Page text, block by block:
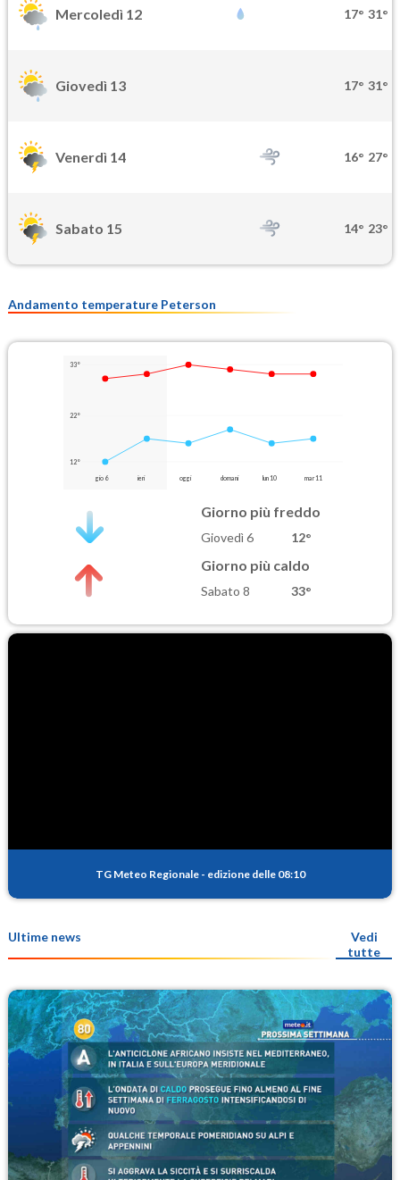
Mercoledì 12 17° 31°
Giovedì 13 17° 31°
Venerdì 14 16° 27°
Sabato 15 14° 23°
Andamento temperature Peterson
33°
22°
12°
gio 6 ieri oggi domani lun 10 mar 11
Giorno più freddo
Giovedì 6 12°
Giorno più caldo
Sabato 8 33°
TG Meteo Regionale - edizione delle 08:10
Ultime news
Vedi
tutte